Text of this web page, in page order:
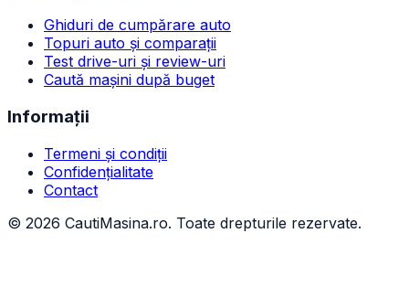
Ghiduri de cumpărare auto
Topuri auto și comparații
Test drive-uri și review-uri
Caută mașini după buget
Informații
Termeni și condiții
Confidențialitate
Contact
© 2026 CautiMasina.ro. Toate drepturile rezervate.